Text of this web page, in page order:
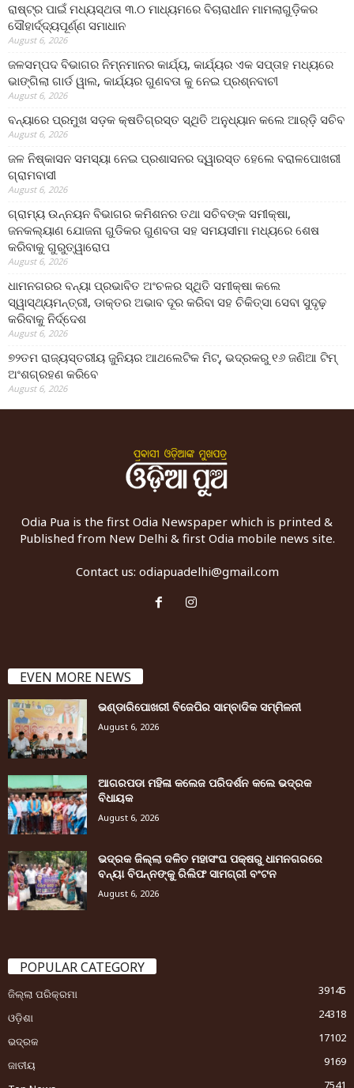
ରାଷ୍ଟ୍ର ପାଇଁ ମଧ୍ୟସ୍ଥତା ୩.୦ ମାଧ୍ୟମରେ ବିଚାରାଧୀନ ମାମଲାଗୁଡ଼ିକର
ସୌହାର୍ଦ୍ଦ୍ୟପୂର୍ଣ୍ଣ ସମାଧାନ
August 6, 2026
ଜଳସମ୍ପଦ ବିଭାଗର ନିମ୍ନମାନର କାର୍ଯ୍ୟ, କାର୍ଯ୍ୟର ଏକ ସପ୍ତାହ ମଧ୍ୟରେ
ଭାଙ୍ଗିଲା ଗାର୍ଡ ୱାଲ, କାର୍ଯ୍ୟର ଗୁଣବତା କୁ ନେଇ ପ୍ରଶ୍ନବାଚୀ
August 6, 2026
ବନ୍ୟାରେ ପ୍ରମୁଖ ସଡ଼କ କ୍ଷତିଗ୍ରସ୍ତ ସ୍ଥିତି ଅନୁଧ୍ୟାନ କଲେ ଆର୍‌ଡ଼ି ସଚିବ
August 6, 2026
ଜଳ ନିଷ୍କାସନ ସମସ୍ୟା ନେଇ ପ୍ରଶାସନର ଦ୍ୱାରସ୍ତ ହେଲେ ବରାଳପୋଖରୀ
ଗ୍ରାମବାସୀ
August 6, 2026
ଗ୍ରାମ୍ୟ ଉନ୍ନୟନ ବିଭାଗର କମିଶନର ତଥା ସଚିବଙ୍କ ସମୀକ୍ଷା,
ଜନକଲ୍ୟାଣ ଯୋଜନା ଗୁଡିକର ଗୁଣବତା ସହ ସମୟସୀମା ମଧ୍ୟରେ ଶେଷ
କରିବାକୁ ଗୁରୁତ୍ୱାରୋପ
August 6, 2026
ଧାମନଗରର ବନ୍ୟା ପ୍ରଭାବିତ ଅଂଚଳର ସ୍ଥିତି ସମୀକ୍ଷା କଲେ
ସ୍ୱାସ୍ଥ୍ୟମନ୍ତ୍ରୀ, ଡାକ୍ତର ଅଭାବ ଦୂର କରିବା ସହ ଚିକିତ୍ସା ସେବା ସୁଦୃଢ଼
କରିବାକୁ ନିର୍ଦ୍ଦେଶ
August 6, 2026
୭୨ତମ ରାଜ୍ୟସ୍ତରୀୟ ଜୁନିୟର ଆଥଲେଟିକ ମିଟ୍‌, ଭଦ୍ରକରୁ ୧୬ ଜଣିଆ ଟିମ୍
ଅଂଶଗ୍ରହଣ କରିବେ
August 6, 2026
Odia Pua is the first Odia Newspaper which is printed &
Published from New Delhi & first Odia mobile news site.
Contact us: odiapuadelhi@gmail.com
EVEN MORE NEWS
ଭଣ୍ଡାରିପୋଖରୀ ବିଜେପିର ସାମ୍ବାଦିକ ସମ୍ମିଳନୀ
August 6, 2026
ଆଗରପଡା ମହିଳା କଲେଜ ପରିଦର୍ଶନ କଲେ ଭଦ୍ରକ
ବିଧାୟକ
August 6, 2026
ଭଦ୍ରକ ଜିଲ୍ଲା ଦଳିତ ମହାସଂଘ ପକ୍ଷରୁ ଧାମନଗରରେ
ବନ୍ୟା ବିପନ୍ନଙ୍କୁ ରିଲିଫ ସାମଗ୍ରୀ ବଂଟନ
August 6, 2026
POPULAR CATEGORY
ଜିଲ୍ଲା ପରିକ୍ରମା
39145
ଓଡ଼ିଶା
24318
ଭଦ୍ରକ
17102
ଜାତୀୟ
9169
7541